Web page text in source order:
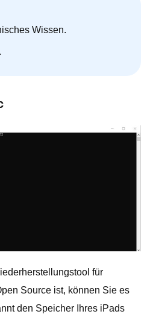
Wissen.
für
Source ist, können Sie es
den Speicher Ihres iPads